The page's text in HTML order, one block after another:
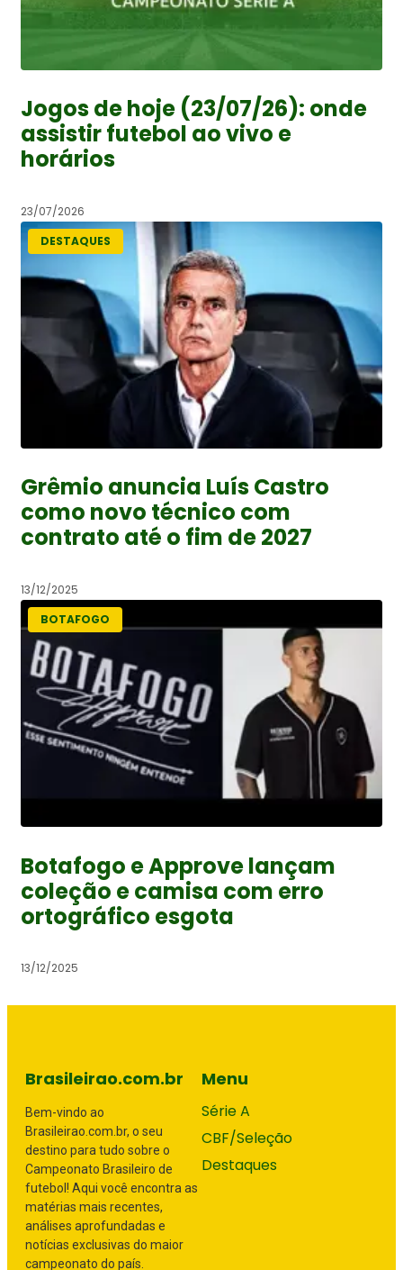
Jogos de hoje (23/07/26): onde
assistir futebol ao vivo e
horários
23/07/2026
DESTAQUES
Grêmio anuncia Luís Castro
como novo técnico com
contrato até o fim de 2027
13/12/2025
BOTAFOGO
Botafogo e Approve lançam
coleção e camisa com erro
ortográfico esgota
13/12/2025
Brasileirao.com.br
Bem-vindo ao
Brasileirao.com.br, o seu
destino para tudo sobre o
Campeonato Brasileiro de
futebol! Aqui você encontra as
matérias mais recentes,
análises aprofundadas e
notícias exclusivas do maior
campeonato do país.
Menu
Série A
CBF/Seleção
Destaques